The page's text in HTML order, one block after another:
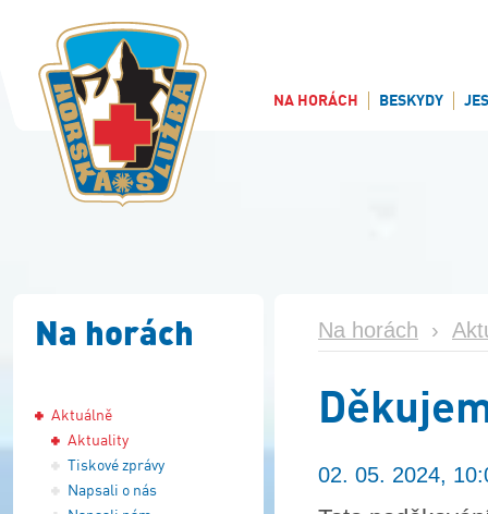
NA HORÁCH BESKYDY
Na horách
Aktuálně
Aktuality
Tiskové zprávy
Napsali o nás
Na horách ›
02. 05. 2024,